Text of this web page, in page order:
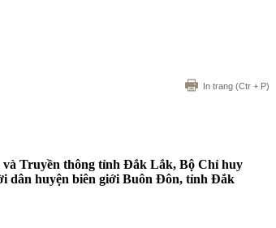
In trang (Ctr + P)
và Truyền thông tỉnh Đắk Lắk, Bộ Chỉ huy
dân huyện biên giới Buôn Đôn, tỉnh Đắk